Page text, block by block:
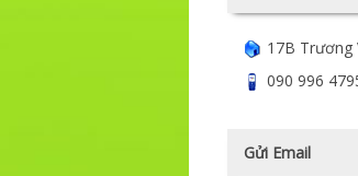
17B Trương
090 996
Gửi Email